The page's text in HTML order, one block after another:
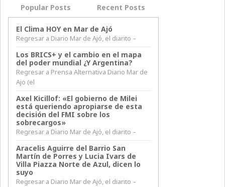
Popular Posts Recent Posts
El Clima HOY en Mar de Ajó
Regresar a Diario Mar de Ajó, el diarito –
Los BRICS+ y el cambio en el mapa
del poder mundial ¿Y Argentina?
Regresar a Prensa Alternativa Diario Mar de
Ajo (el
Axel Kicillof: «El gobierno de Milei
está queriendo apropiarse de esta
decisión del FMI sobre los
sobrecargos»
Regresar a Diario Mar de Ajó, el diarito –
Aracelis Aguirre del Barrio San
Martín de Porres y Lucia Ivars de
Villa Piazza Norte de Azul, dicen lo
suyo
Regresar a Diario Mar de Ajó, el diarito –